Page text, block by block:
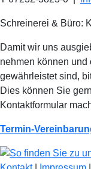
Schreinerei & Büro:
Damit wir uns
nehmen können und
gewährleistet sind,
Dies können Sie
Kontaktformular
Termin-